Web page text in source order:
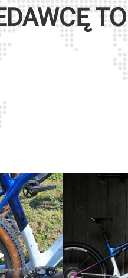
Italiani XCO & E-
1
ReNero R è stata